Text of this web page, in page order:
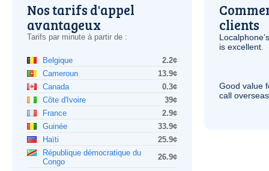
Nos tarifs d'appel
avantageux
Tarifs par minute à partir de :
Belgique
2.2¢
Cameroun
13.9¢
Canada
0.3¢
Côte d'Ivoire
39¢
France
2.9¢
Guinée
33.9¢
Haïti
25.9¢
République démocratique du
Congo
26.9¢
clients
is excellent.
Good value
call